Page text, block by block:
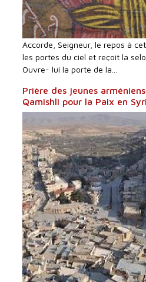
Accorde, Seigneur, le repos à
les portes du ciel et reçoit la
Ouvre- lui la porte de la...
Prière des jeunes
Qamishli pour la Paix en